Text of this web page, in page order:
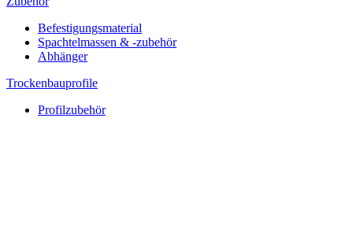
Befestigungsmaterial
Spachtelmassen & -zubehör
Abhänger
Trockenbauprofile
Profilzubehör